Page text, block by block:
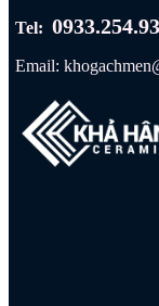
Tel:
Email: